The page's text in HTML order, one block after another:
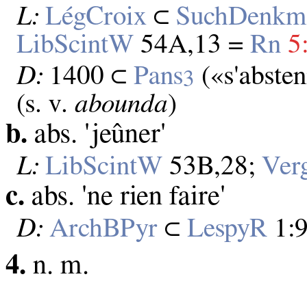
L: LégCroix ⊂ SuchDenkm
LibScintW 54A,13 =Rn
D: 1400 ⊂Pans3
(s. v.abounda)
b. abs. 'jeûner'
L: LibScintW 53B,28;
c. abs. 'ne rien faire'
D: ArchBPyr ⊂LespyR
4. n. m.